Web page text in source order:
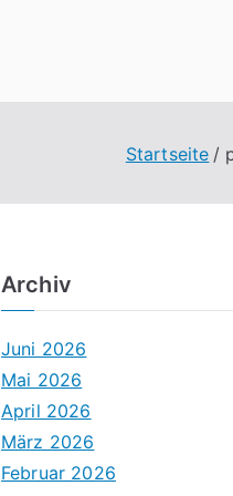
Startseite
Archiv
Juni 2026
Mai 2026
April 2026
März 2026
Februar 2026